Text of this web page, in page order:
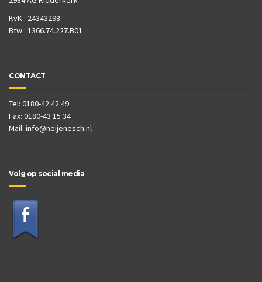
KvK : 24343298
Btw : 1366.74.227.B01
CONTACT
Tel: 0180-42 42 49
Fax: 0180-43 15 34
Mail: info@neijenesch.nl
Volg op social media